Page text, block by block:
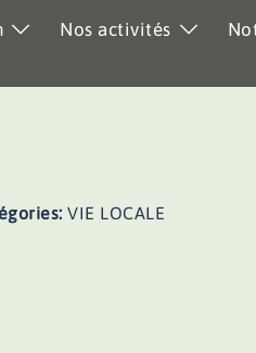
Nos activités
VIE LOCALE